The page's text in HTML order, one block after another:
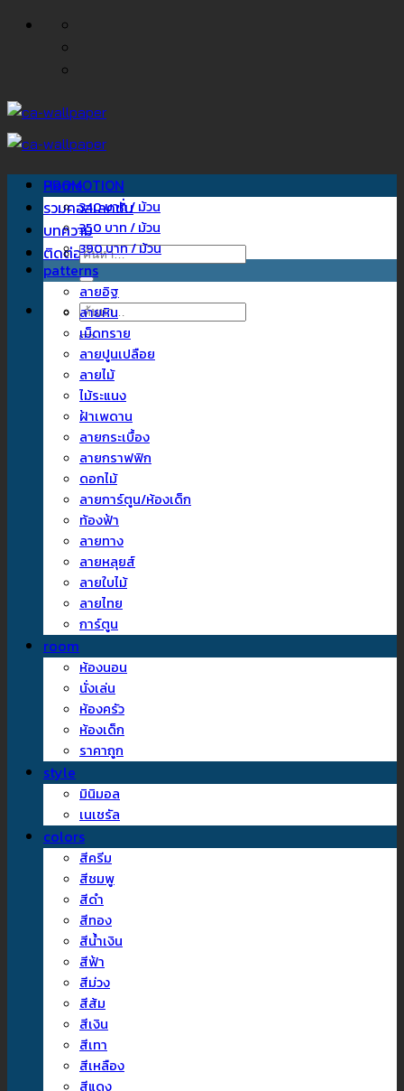
ข้าม
Home
รวมคอลเลคชั่น
บทความ
ติดต่อเรา
ค้นหา:
ค้นหา:
PROMOTION
340 บาท / ม้วน
350 บาท / ม้วน
390 บาท / ม้วน
patterns
ลายอิฐ
ลายหิน
เม็ดทราย
ลายปูนเปลือย
ลายไม้
ไม้ระแนง
ฝ้าเพดาน
ลายกระเบื้อง
ลายกราฟฟิก
ดอกไม้
ลายการ์ตูน/ห้องเด็ก
ท้องฟ้า
ลายทาง
ลายหลุยส์
ลายใบไม้
ลายไทย
การ์ตูน
room
ห้องนอน
นั่งเล่น
ห้องครัว
ห้องเด็ก
ราคาถูก
style
มินิมอล
เนเชรัล
colors
สีครีม
สีชมพู
สีดำ
สีทอง
สีน้ำเงิน
สีฟ้า
สีม่วง
สีส้ม
สีเงิน
สีเทา
สีเหลือง
สีแดง